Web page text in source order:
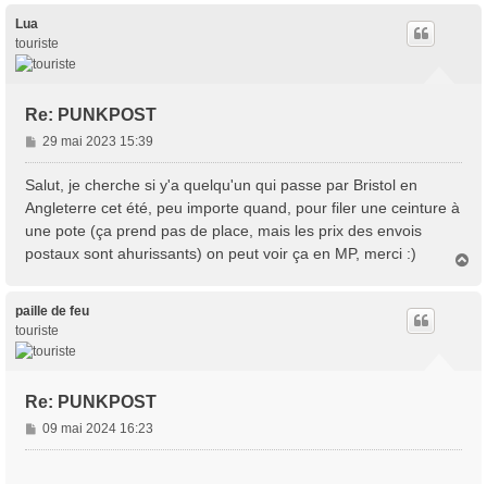
Lua
touriste
Re: PUNKPOST
M
e
s
a
g
e
29 mai 2023 15:39
Salut, je cherche si y'a quelqu'un qui passe par Bristol en
Angleterre cet été, peu importe quand, pour filer une ceinture à
une pote (ça prend pas de place, mais les prix des envois
postaux sont ahurissants) on peut voir ça en MP, merci :)
paille de feu
touriste
Re: PUNKPOST
M
e
09 mai 2024 16:23